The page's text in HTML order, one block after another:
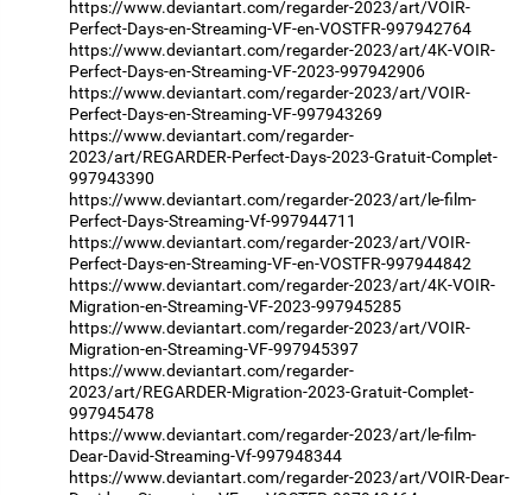
https://www.deviantart.com/regarder-2023/art/VOIR-
Perfect-Days-en-Streaming-VF-en-VOSTFR-997942764
https://www.deviantart.com/regarder-2023/art/4K-VOIR-
Perfect-Days-en-Streaming-VF-2023-997942906
https://www.deviantart.com/regarder-2023/art/VOIR-
Perfect-Days-en-Streaming-VF-997943269
https://www.deviantart.com/regarder-
2023/art/REGARDER-Perfect-Days-2023-Gratuit-Complet-
997943390
https://www.deviantart.com/regarder-2023/art/le-film-
Perfect-Days-Streaming-Vf-997944711
https://www.deviantart.com/regarder-2023/art/VOIR-
Perfect-Days-en-Streaming-VF-en-VOSTFR-997944842
https://www.deviantart.com/regarder-2023/art/4K-VOIR-
Migration-en-Streaming-VF-2023-997945285
https://www.deviantart.com/regarder-2023/art/VOIR-
Migration-en-Streaming-VF-997945397
https://www.deviantart.com/regarder-
2023/art/REGARDER-Migration-2023-Gratuit-Complet-
997945478
https://www.deviantart.com/regarder-2023/art/le-film-
Dear-David-Streaming-Vf-997948344
https://www.deviantart.com/regarder-2023/art/VOIR-Dear-